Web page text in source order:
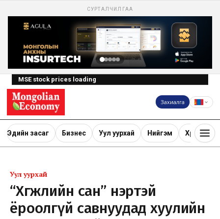
СУРТАЛЧИЛГАА
MSE stock prices loading
Захиалга
Эдийн засаг Бизнес Уул уурхай Нийгэм Хөрөнгө
Уул уурхай
“Хөгжлийн сан” нэртэй
ёроолгүй савнуудад хуулийн